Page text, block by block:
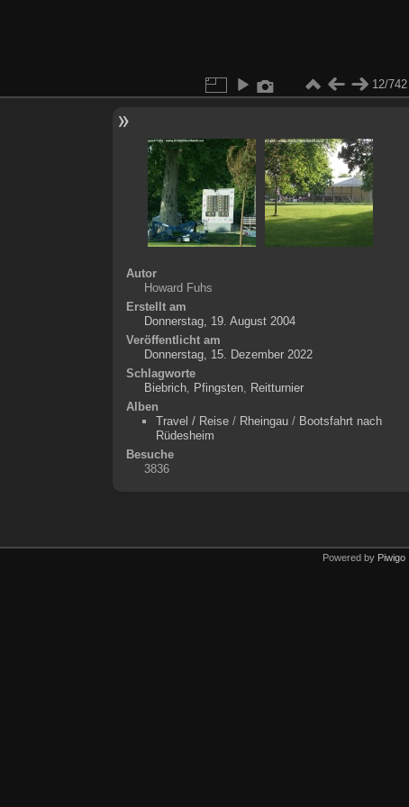
12/742
Autor
Howard Fuhs
Erstellt am
Donnerstag, 19. August 2004
Veröffentlicht am
Donnerstag, 15. Dezember 2022
Schlagworte
Biebrich, Pfingsten, Reitturnier
Alben
Travel / Reise/ Rheingau/ Bootsfahrt nach
Rüdesheim
Besuche
3836
Powered by Piwigo